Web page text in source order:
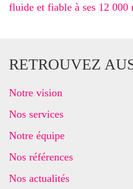
fluide et fiable à ses 12 000
RETROUVEZ
Notre vision
Nos services
Notre équipe
Nos références
Nos actualités